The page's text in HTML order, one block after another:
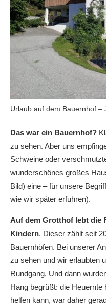
Urlaub auf dem Bauernhof –
Das war ein Bauernhof?
zu sehen. Aber uns
Schweine oder
wunderschönes großes
Bild) eine – für unsere
wie wir später erfuhren).
Auf dem Grotthof lebt die
Kindern. Dieser zählt seit
Bauernhöfen. Bei unserer
zu sehen und wir erlaubten
Rundgang. Und dann
Hang begrüßt: die Heuernte
helfen kann, war daher